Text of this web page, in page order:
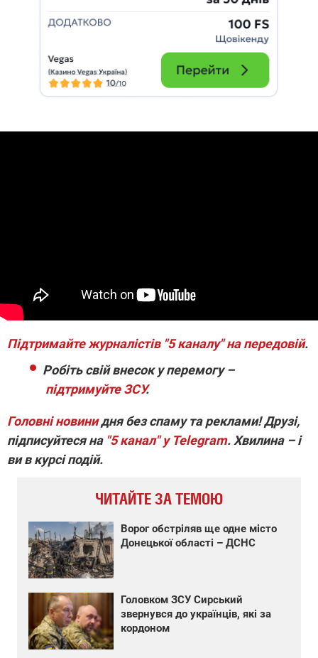
Підтримайте журналістів "5 каналу" на передовій.
Робіть свій внесок у перемогу –
підтримуйте ЗСУ.
Головні новинидня без спаму та реклами! Друзі,
підписуйтеся на "5 канал" у Telegram. Хвилина – і
ви в курсі подій.
ЧИТАЙТЕ ЗА ТЕМОЮ
Ворог обстріляв ще одне місто
Донецької області – ДСНС
Головком ЗСУ Сирський
звернувся до українців, які за
кордоном